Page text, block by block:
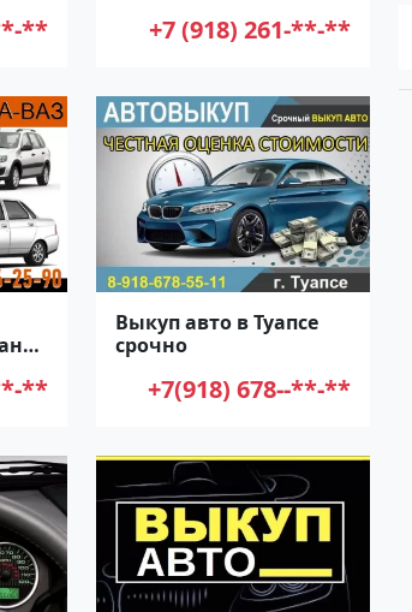
** +7 (918) 261-**-**
**
Выкуп авто в Туапсе
срочно
+7(918) 678--**-**